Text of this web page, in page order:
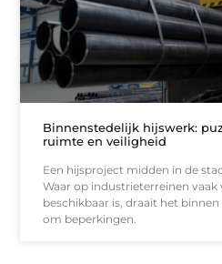
Binnenstedelijk hijswerk:
ruimte en veiligheid
Een hijsproject midden in de
Waar op industrieterreinen
beschikbaar is, draait het
om beperkingen.